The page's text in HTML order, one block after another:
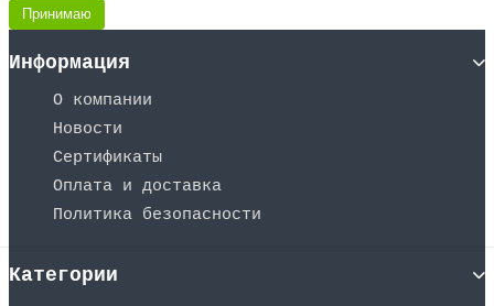
Принимаю
Информация
О компании
Новости
Сертификаты
Оплата и доставка
Политика безопасности
Категории